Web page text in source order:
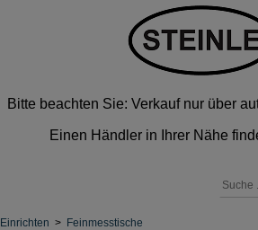
Bitte beachten Sie: Verkauf nur über
Einen Händler in Ihrer Nähe
Einrichten > Feinmesstische